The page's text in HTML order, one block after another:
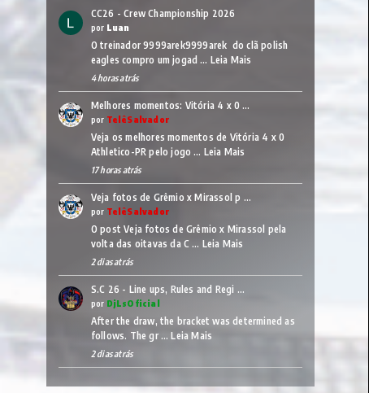
CC26 - Crew Championship 2026
por Luan
O treinador 9999arek9999arek do clã polish
eagles compro um jogad … Leia Mais
4 horas atrás
Melhores momentos: Vitória 4 x 0 …
por TelêSalvador
Veja os melhores momentos de Vitória 4 x 0
Athletico-PR pelo jogo … Leia Mais
17 horas atrás
Veja fotos de Grêmio x Mirassol p …
por TelêSalvador
O post Veja fotos de Grêmio x Mirassol pela
volta das oitavas da C … Leia Mais
2 dias atrás
S.C 26 - Line ups, Rules and Regi …
por DjLsOficial
After the draw, the bracket was determined as
follows. The gr …Leia Mais
2 dias atrás